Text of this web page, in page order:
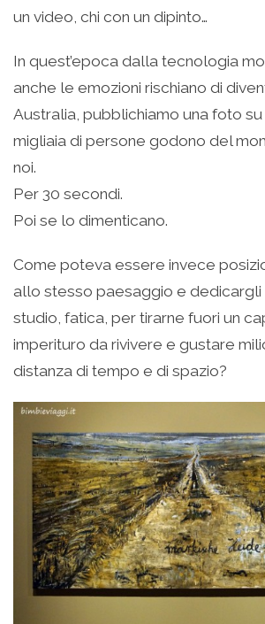
un video, chi con un dipinto…
In quest’epoca dalla tecnologia
anche le emozioni rischiano di
Australia, pubblichiamo una foto
migliaia di persone godono del
noi.
Per 30 secondi.
Poi se lo dimenticano.
Come poteva essere invece
allo stesso paesaggio e dedicargli
studio, fatica, per tirarne fuori un
imperituro da rivivere e gustare
distanza di tempo e di spazio?